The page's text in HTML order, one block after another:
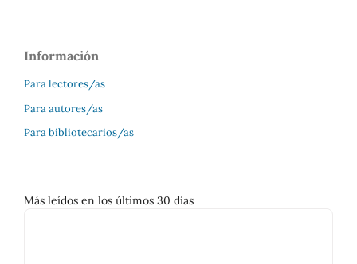
Información
Para lectores/as
Para autores/as
Para bibliotecarios/as
Más leídos en los últimos 30 días